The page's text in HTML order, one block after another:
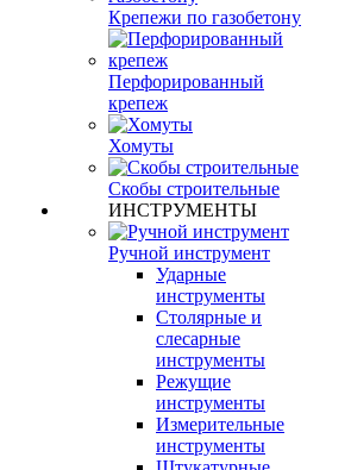
Крепежи по газобетону
Перфорированный
крепеж
Хомуты
Скобы строительные
ИНСТРУМЕНТЫ
Ручной инструмент
Ударные
инструменты
Столярные и
слесарные
инструменты
Режущие
инструменты
Измерительные
инструменты